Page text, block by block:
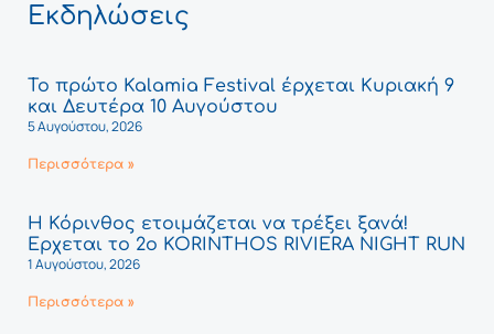
Εκδηλώσεις
Το πρώτο Kalamia Festival έρχεται Κυριακή 9
και Δευτέρα 10 Αυγούστου
5 Αυγούστου, 2026
Περισσότερα »
Η Κόρινθος ετοιμάζεται να τρέξει ξανά!
Έρχεται το 2ο KORINTHOS RIVIERA NIGHT RUN
1 Αυγούστου, 2026
Περισσότερα »